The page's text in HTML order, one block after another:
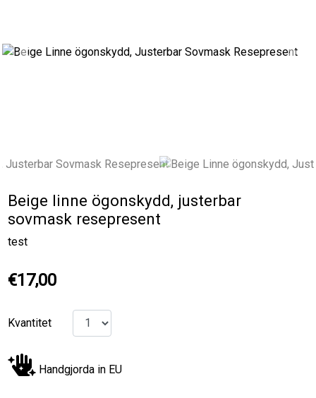
Previous Next
Beige linne ögonskydd, justerbar
sovmask resepresent
test
€17,00
Kvantitet
Handgjorda in EU